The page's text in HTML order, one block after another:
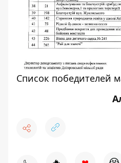
Список победителей